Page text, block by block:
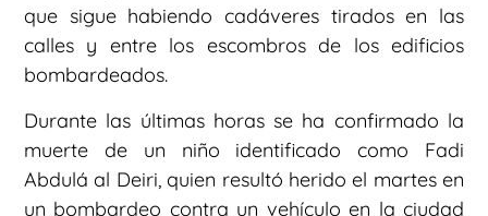
que sigue habiendo cadáveres tirados en las
calles y entre los escombros de los edificios
bombardeados.
Durante las últimas horas se ha confirmado la
muerte de un niño identificado como Fadi
Abdulá al Deiri, quien resultó herido el martes en
un bombardeo contra un vehículo en la ciudad